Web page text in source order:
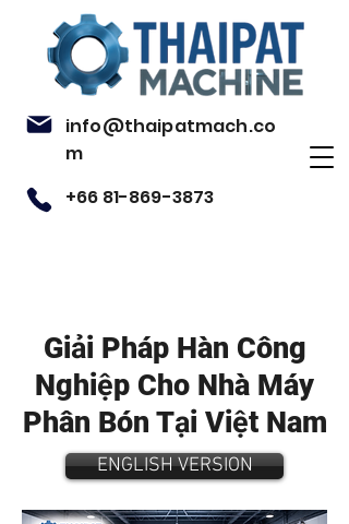
info@thaipatmach.co
m
+66 81-869-3873
Giải Pháp Hàn Công
Nghiệp Cho Nhà Máy
Phân Bón Tại Việt Nam
ENGLISH VERSION